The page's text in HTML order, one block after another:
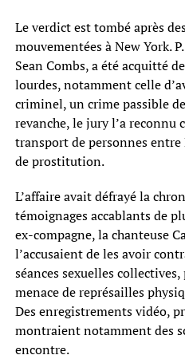
Le verdict est tombé après
mouvementées à New York.
Sean Combs, a été acquitté
lourdes, notamment celle
criminel, un crime passible
revanche, le jury l’a reconnu
transport de personnes
de prostitution.
L’affaire avait défrayé la
témoignages accablants de
ex-compagne, la chanteuse
l’accusaient de les avoir
séances sexuelles
menace de représailles
Des enregistrements vidéo,
montraient notamment des
encontre.